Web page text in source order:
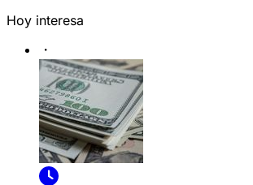
Hoy interesa